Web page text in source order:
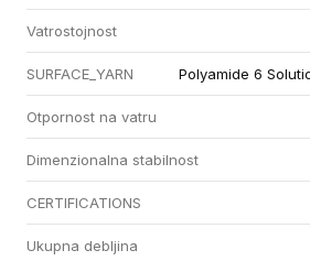
Vatrostojnost
SURFACE_YARN Polyamide 6
Otpornost na vatru
Dimenzionalna stabilnost
CERTIFICATIONS
Ukupna debljina